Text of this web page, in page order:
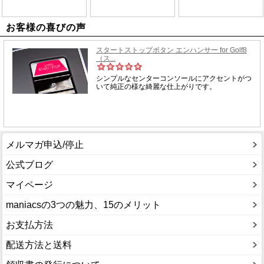
お客様の喜びの声
メルマガ申込/停止
公式ブログ
マイページ
maniacsの3つの魅力、15のメリット
お支払方法
配送方法と送料